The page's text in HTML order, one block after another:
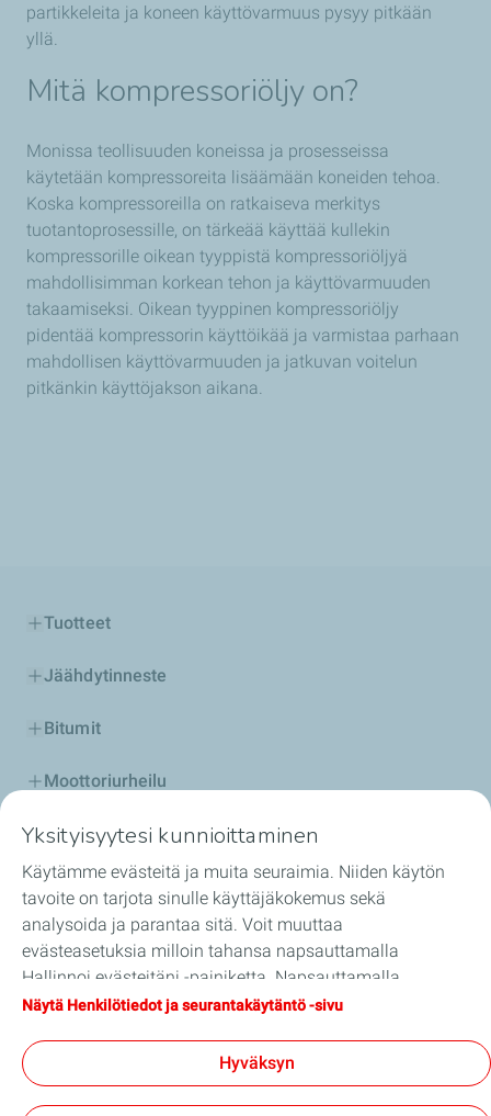
partikkeleita ja koneen käyttövarmuus pysyy pitkään
yllä.
Mitä kompressoriöljy on?
Monissa teollisuuden koneissa ja prosesseissa
käytetään kompressoreita lisäämään koneiden tehoa.
Koska kompressoreilla on ratkaiseva merkitys
tuotantoprosessille, on tärkeää käyttää kullekin
kompressorille oikean tyyppistä kompressoriöljyä
mahdollisimman korkean tehon ja käyttövarmuuden
takaamiseksi. Oikean tyyppinen kompressoriöljy
pidentää kompressorin käyttöikää ja varmistaa parhaan
mahdollisen käyttövarmuuden ja jatkuvan voitelun
pitkänkin käyttöjakson aikana.
Tuotteet
Jäähdytinneste
Bitumit
Moottoriurheilu
Ryhdy TotalEnergies-jakelijaksi
Palvelut
Tilaa verkossa
General Terms and Conditions of Use
Yksityisyytesi kunnioittaminen
Käytämme evästeitä ja muita seuraimia. Niiden käytön
tavoite on tarjota sinulle käyttäjäkokemus sekä
analysoida ja parantaa sitä. Voit muuttaa
evästeasetuksia milloin tahansa napsauttamalla
Hallinnoi evästeitäni -painiketta. Napsauttamalla
Hyväksy-painiketta annat luvan kaikkien evästeidemme
sivuston toiminnan kannalta välttämättömät tekniset
evästeet otetaan käyttöön. Lisätietoja on Henkilötiedot ja
seurantakäytäntö -sivulla.
Näytä Henkilötiedot ja seurantakäytäntö -sivu
Hyväksyn